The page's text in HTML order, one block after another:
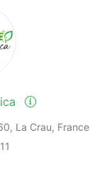
La Crau, France